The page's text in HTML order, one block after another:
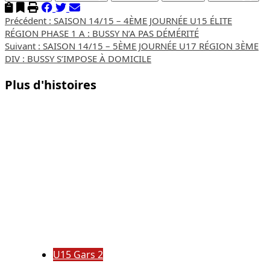
Navigation
d’article
Précédent : SAISON 14/15 – 4ÈME JOURNÉE U15 ÉLITE
RÉGION PHASE 1 A : BUSSY N’A PAS DÉMÉRITÉ
Suivant : SAISON 14/15 – 5ÈME JOURNÉE U17 RÉGION 3ÈME
DIV : BUSSY S’IMPOSE À DOMICILE
Plus d'histoires
U15 Gars 2